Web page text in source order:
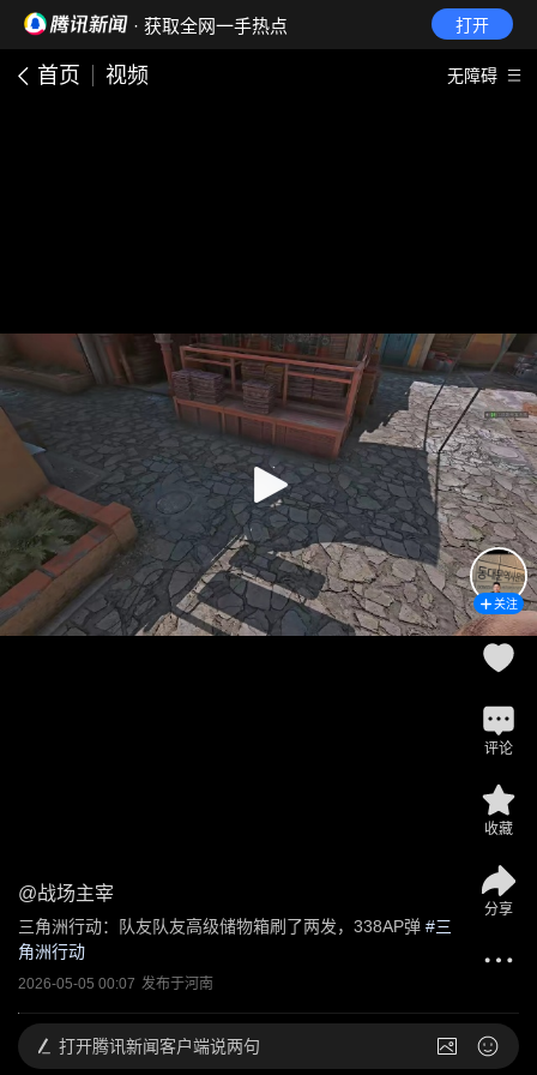
· 获取全网一手热点 打开
首页 视频 无障碍
@战场主宰
三角洲行动：队友队友高级储物箱刷了两发，338AP弹 #三
角洲行动
2026-05-05 00:07 发布于河南
关注
评论
收藏
分享
打开腾讯新闻客户端说两句